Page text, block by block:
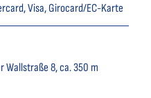
Visa, Girocard/EC-Karte
Wallstraße 8, ca. 350 m